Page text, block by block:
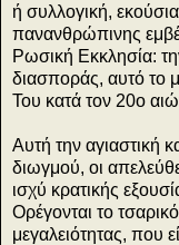
ή συλλογική,
πανανθρώπινης
Ρωσική Εκκλησία:
διασποράς, αυτό το
Του κατά τον 20ο
Αυτή την αγιαστική
διωγμού, οι
ισχύ κρατικής
Ορέγονται το
μεγαλειότητας, που